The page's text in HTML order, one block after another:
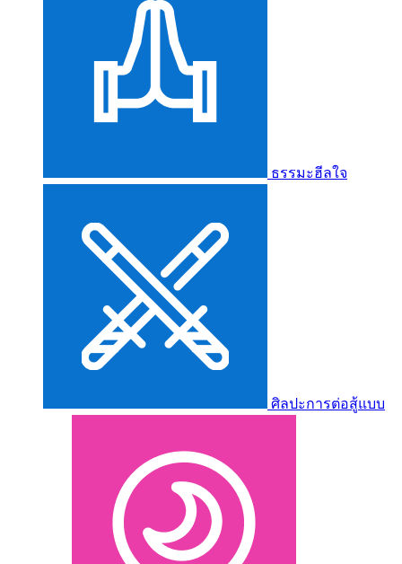
ธรรมะฮีลใจ
ศิลปะการต่อสู้แบบ